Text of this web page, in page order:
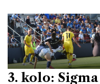
3. kolo: Sigma